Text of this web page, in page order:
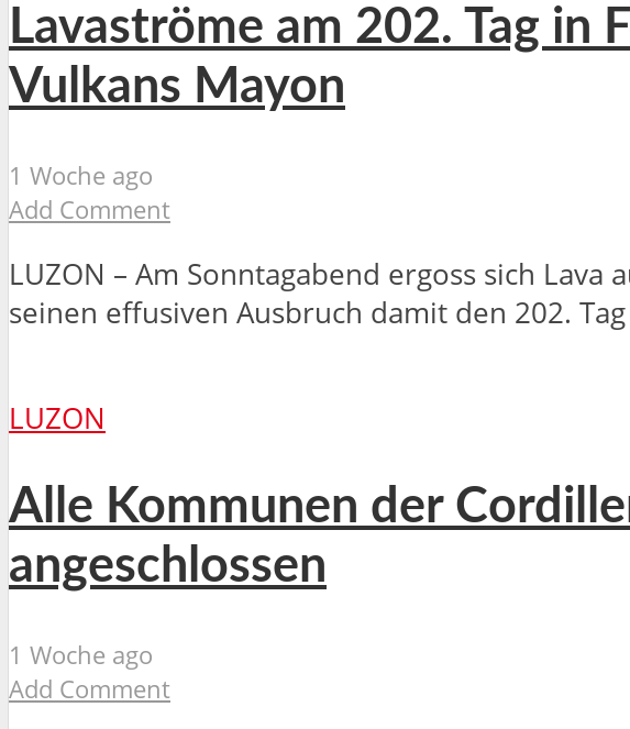
Lavaströme am 202. Tag in
Vulkans Mayon
1 Woche ago
Add Comment
LUZON – Am Sonntagabend ergoss sich
seinen effusiven Ausbruch damit den 202.
LUZON
Alle Kommunen der
angeschlossen
1 Woche ago
Add Comment